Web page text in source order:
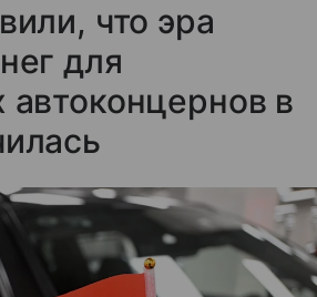
что эра
для
автоконцернов в